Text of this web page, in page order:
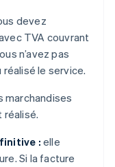
devez
TVA couvrant
n’avez pas
le service.
marchandises
réalisé.
: elle
Si la facture